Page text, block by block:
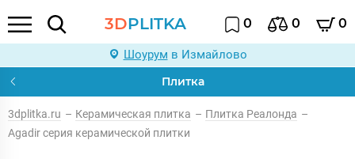
3DPLITKA 0 0 0
Шоурум в Измайлово
Плитка
3dplitka.ru – Керамическая плитка – Плитка Реалонда –
Agadir серия керамической плитки